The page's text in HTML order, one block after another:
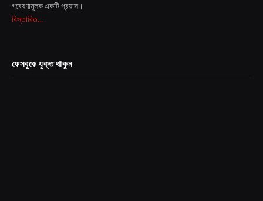
গবেষণামূলক একটি প্রয়াস।
বিস্তারিত...
ফেসবুকে যুক্ত থাকুন